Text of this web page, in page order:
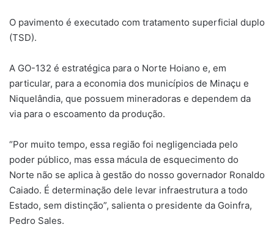
O pavimento é executado com tratamento superficial duplo
(TSD).
A GO-132 é estratégica para o Norte Hoiano e, em
particular, para a economia dos municípios de Minaçu e
Niquelândia, que possuem mineradoras e dependem da
via para o escoamento da produção.
“Por muito tempo, essa região foi negligenciada pelo
poder público, mas essa mácula de esquecimento do
Norte não se aplica à gestão do nosso governador Ronaldo
Caiado. É determinação dele levar infraestrutura a todo
Estado, sem distinção”, salienta o presidente da Goinfra,
Pedro Sales.